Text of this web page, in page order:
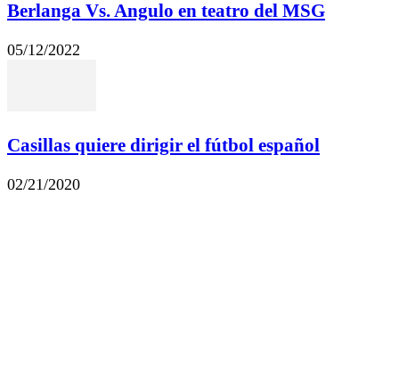
Berlanga Vs. Angulo en teatro del MSG
05/12/2022
Casillas quiere dirigir el fútbol español
02/21/2020